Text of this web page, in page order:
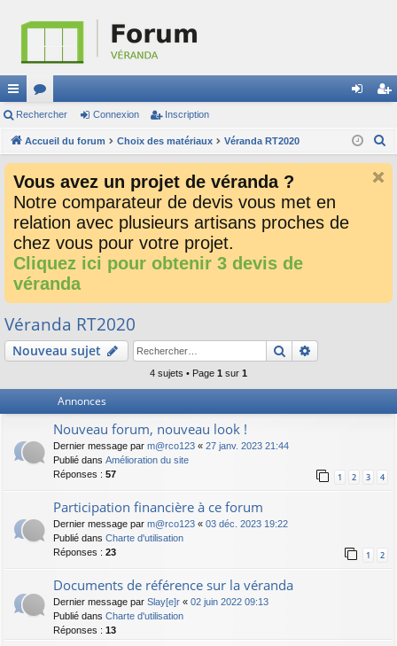
ac
co
ci
or
u
s
ne cri
Rechercher Connexion Inscription
Accueil du forum Choix des matériaux Véranda RT2020
Vous avez un projet de véranda ?
Notre comparateur de devis vous met en
relation avec plusieurs artisans proches de
chez vous pour votre projet.
Cliquez ici pour obtenir 3 devis de
véranda
Véranda RT2020
Nouveau sujet Rechercher
4 sujets • Page 1 sur 1
Annonces
Nouveau forum, nouveau look !
Dernier message par m@rco123 « 27 janv. 2023 21:44
Publié dans Amélioration du site
Réponses : 57 1 2 3 4
Participation financière à ce forum
Dernier message par m@rco123 « 03 déc. 2023 19:22
Publié dans Charte d'utilisation
Réponses : 23 1 2
Documents de référence sur la véranda
Dernier message par Slay[e]r « 02 juin 2022 09:13
Publié dans Charte d'utilisation
Réponses : 13